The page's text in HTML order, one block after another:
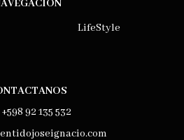
LifeStyle
+598 92 135 532